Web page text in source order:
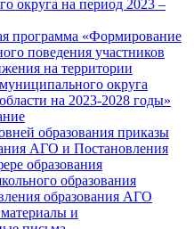
округа на период 2023 –
программа «Формирование
поведения участников
на территории
округа
на 2023-2028 годы»
образования приказы
АГО и Постановления
образования
образования
образования АГО
и